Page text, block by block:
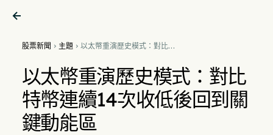

股票新聞  主題 以太幣重演歷史模式：對比特
能區
以太幣重演歷史模式：對比
特幣連續14次收低後回到關
鍵動能區